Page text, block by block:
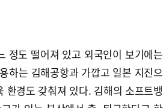
정도 떨어져 있고 외국인이 보기에는
하는 김해공항과 가깝고 일본 지진으
환경도 갖춰져 있다. 김해의 소프트뱅